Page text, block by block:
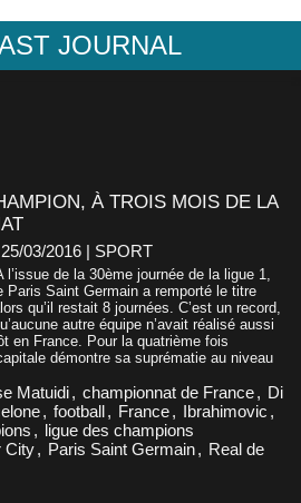
JOURNAL
À TROIS MOIS DE LA
03/2016 | SPORT
l’issue de la 30ème journée de la ligue 1,
Paris Saint Germain a remporté le titre
qu’il restait 8 journées. C’est un record,
autre équipe n’avait réalisé aussi
en France. Pour la quatrième fois
démontre sa suprématie au niveau
Matuidi, championnat de France, Di
, football, France, Ibrahimovic ,
, ligue des champions
City, Paris Saint Germain, Real de